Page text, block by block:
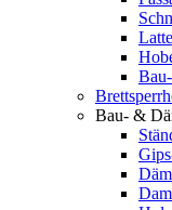
Bau- &